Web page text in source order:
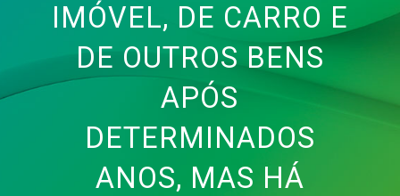
IMÓVEL, DE CARRO E
DE OUTROS BENS
APÓS
DETERMINADOS
ANOS, MAS HÁ